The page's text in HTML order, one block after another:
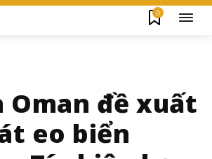
0
Oman đề xuất
eo biển